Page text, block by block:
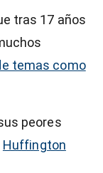
tras 17 años
temas como
peores
Huffington